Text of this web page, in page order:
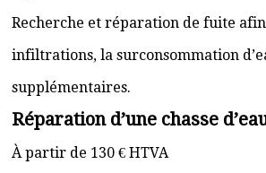
Recherche et réparation de fuite
infiltrations, la surconsommation
supplémentaires.
Réparation d’une chasse
À partir de 130 € HTVA